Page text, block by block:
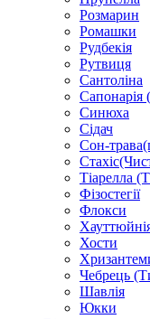
Розмарин
Ромашки
Рудбекія
Рутвиця
Сантоліна
Синюха
Сідач
Сон-
Тіарелла
Фізостегії
Флокси
Хости
Чебрець
Шавлія
Юкки